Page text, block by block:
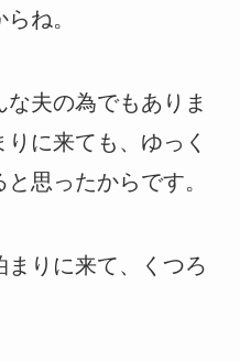
ね。
夫の為でもありま
に来ても、ゆっく
思ったからです。
りに来て、くつろ